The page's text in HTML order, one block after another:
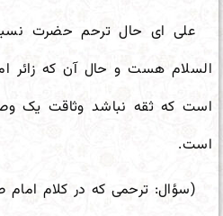
علی ای حال ترحم حضرت
السلام هست و حال آن که زائر
است که ثقه نباشد وثاقت یک
است.
(سؤال: ترحمی که در کلام